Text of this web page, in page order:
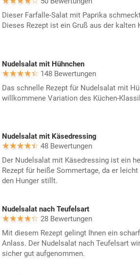
Dieser Farfalle-Salat mit Paprika
Dieses Rezept ist ein Gruß aus der kalten
Nudelsalat mit Hühnchen
148 Bewertungen
Das schnelle Rezept für Nudelsalat mit
willkommene Variation des Küchen-
Nudelsalat mit Käsedressing
48 Bewertungen
Der Nudelsalat mit Käsedressing ist ein
Rezept für heiße Sommertage, da er
den Hunger stillt.
Nudelsalat nach Teufelsart
28 Bewertungen
Mit diesem Rezept gelingt Ihnen ein
Anlass. Der Nudelsalat nach Teufelsart
sicher gut aufgenommen.